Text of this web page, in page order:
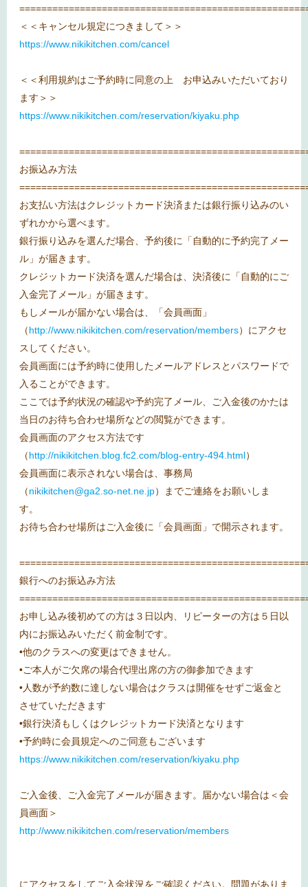
＜＜キャンセル規定につきまして＞＞
https://www.nikikitchen.com/cancel
＜＜利用規約はご予約時に同意の上 お申込みいただいており
ます＞＞
https://www.nikikitchen.com/reservation/kiyaku.php
お振込み方法
お支払い方法はクレジットカード決済または銀行振り込みのい
ずれかから選べます。
銀行振り込みを選んだ場合、予約後に「自動的に予約完了メー
ル」が届きます。
クレジットカード決済を選んだ場合は、決済後に「自動的にご
入金完了メール」が届きます。
もしメールが届かない場合は、「会員画面」
（http://www.nikikitchen.com/reservation/members）にアクセ
スしてください。
会員画面には予約時に使用したメールアドレスとパスワードで
入ることができます。
ここでは予約状況の確認や予約完了メール、ご入金後のかたは
当日のお待ち合わせ場所などの閲覧ができます。
会員画面のアクセス方法です
（http://nikikitchen.blog.fc2.com/blog-entry-494.html）
会員画面に表示されない場合は、事務局
（nikikitchen@ga2.so-net.ne.jp）までご連絡をお願いしま
す。
お待ち合わせ場所はご入金後に「会員画面」で開示されます。
銀行へのお振込み方法
お申し込み後初めての方は３日以内、リピーターの方は５日以
内にお振込みいただく前金制です。
•他のクラスへの変更はできません。
•ご本人がご欠席の場合代理出席の方の御参加できます
•人数が予約数に達しない場合はクラスは開催をせずご返金と
させていただきます
•銀行決済もしくはクレジットカード決済となります
•予約時に会員規定へのご同意もございます
https://www.nikikitchen.com/reservation/kiyaku.php
ご入金後、ご入金完了メールが届きます。届かない場合は＜会
員画面＞
http://www.nikikitchen.com/reservation/members
にアクセスをしてご入金状況をご確認ください。問題がありま